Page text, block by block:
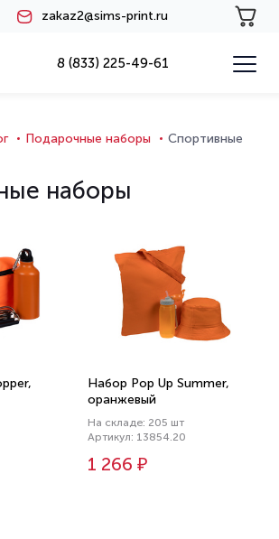
zakaz2@sims-print.ru
8 (833) 225-49-61
Подарочные наборы
Спортивные
наборы
Набор Pop Up Summer,
оранжевый
На складе: 205 шт
Артикул: 13854.20
1 266 ₽